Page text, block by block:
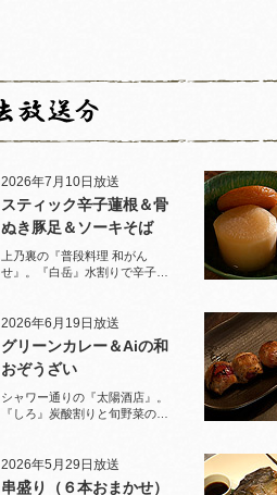
2026年7月10日放送
スティック辛子蓮根＆骨
ぬき豚足＆ソーキそば
上乃裏の『普段料理 和がん
せ』。『白岳』水割りで辛子蓮
2026年6月19日放送
グリーンカレー＆Aiの和
おぞうざい
シャワー通りの『太陽酒店』。
『しろ』炭酸割りと旬野菜のお
2026年5月29日放送
串盛り（６本おまかせ）